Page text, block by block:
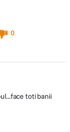
0
toti banii